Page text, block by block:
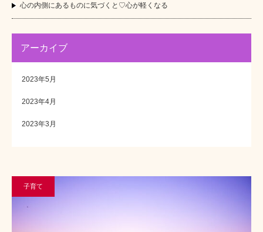
心の内側にあるものに気づくと♡心が軽くなる
アーカイブ
2023年5月
2023年4月
2023年3月
子育て